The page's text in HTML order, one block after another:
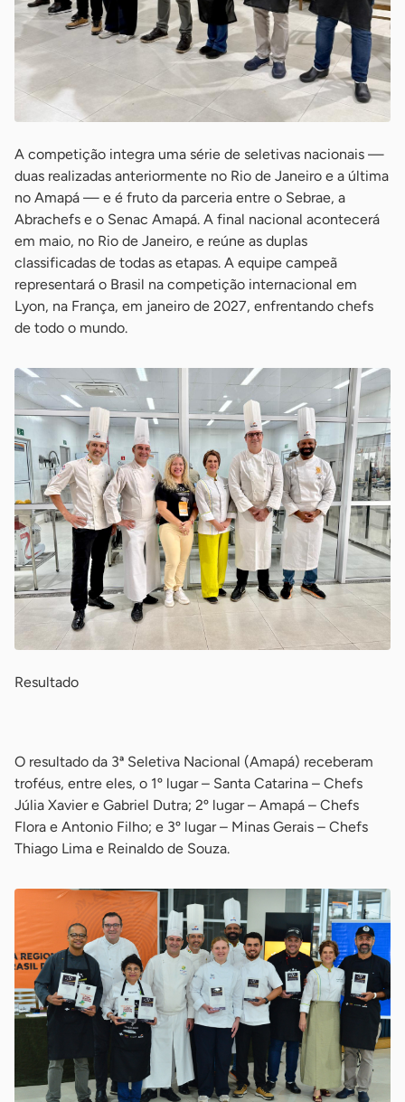
A competição integra uma série de seletivas nacionais —
duas realizadas anteriormente no Rio de Janeiro e a última
no Amapá — e é fruto da parceria entre o Sebrae, a
Abrachefs e o Senac Amapá. A final nacional acontecerá
em maio, no Rio de Janeiro, e reúne as duplas
classificadas de todas as etapas. A equipe campeã
representará o Brasil na competição internacional em
Lyon, na França, em janeiro de 2027, enfrentando chefs
de todo o mundo.
Resultado
O resultado da 3ª Seletiva Nacional (Amapá) receberam
troféus, entre eles, o 1º lugar – Santa Catarina – Chefs
Júlia Xavier e Gabriel Dutra; 2º lugar – Amapá – Chefs
Flora e Antonio Filho; e 3º lugar – Minas Gerais – Chefs
Thiago Lima e Reinaldo de Souza.